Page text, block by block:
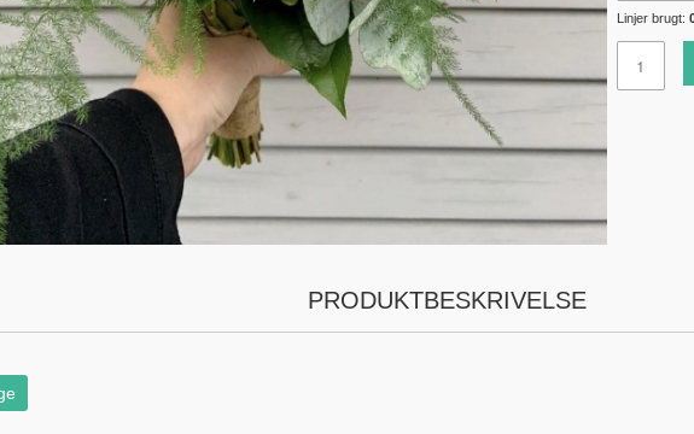
Linjer brugt:
PRODUKTBESKRIVELSE